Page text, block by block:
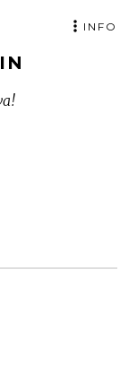
INFO